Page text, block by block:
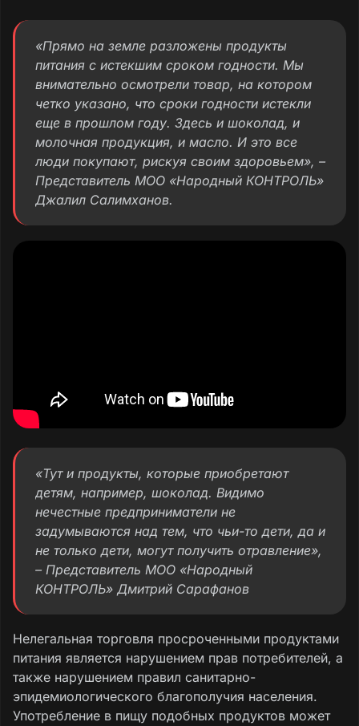
«Прямо на земле разложены продукты
питания с истекшим сроком годности. Мы
внимательно осмотрели товар, на котором
четко указано, что сроки годности истекли
еще в прошлом году. Здесь и шоколад, и
молочная продукция, и масло. И это все
люди покупают, рискуя своим здоровьем», –
Представитель МОО «Народный КОНТРОЛЬ»
Джалил Салимханов.
«Тут и продукты, которые приобретают
детям, например, шоколад. Видимо
нечестные предприниматели не
задумываются над тем, что чьи-то дети, да и
не только дети, могут получить отравление»,
– Представитель МОО «Народный
КОНТРОЛЬ» Дмитрий Сарафанов
Нелегальная торговля просроченными продуктами
питания является нарушением прав потребителей, а
также нарушением правил санитарно-
эпидемиологического благополучия населения.
Употребление в пищу подобных продуктов может